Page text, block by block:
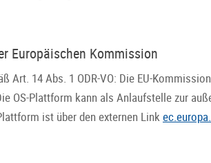
Europäischen Kommission
Art. 14 Abs. 1 ODR-VO: Die EU-
OS-Plattform kann als Anlaufstelle zur
ist über den externen Link